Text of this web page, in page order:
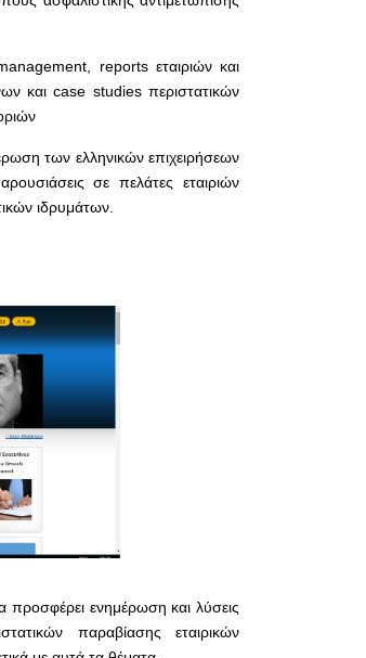
reports εταιριών και
και case studies περιστατικών
των ελληνικών επιχειρήσεων
σε πελάτες εταιριών
ιδρυμάτων.
προσφέρει ενημέρωση και λύσεις
παραβίασης εταιρικών